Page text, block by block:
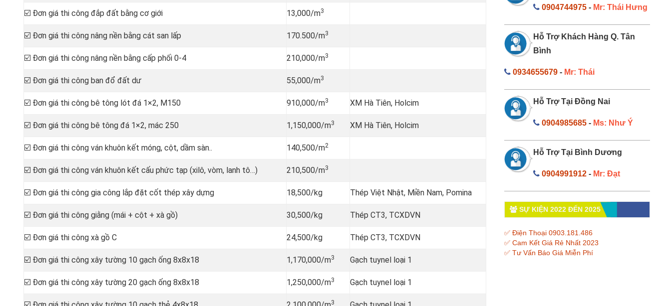
☑️ Đơn giá thi công đắp đất bằng cơ giới 13,000/m3
☑️ Đơn giá thi công nâng nền bằng cát san lấp 170.500/m3
☑️ Đơn giá thi công nâng nền bằng cấp phối 0-4 210,000/m3
☑️ Đơn giá thi công ban đổ đất dư 55,000/m3
☑️ Đơn giá thi công bê tông lót đá 1×2, M150 910,000/m3 XM Hà Tiên, Holcim
☑️ Đơn giá thi công bê tông đá 1×2, mác 250 1,150,000/m3 XM Hà Tiên, Holcim
☑️ Đơn giá thi công ván khuôn kết móng, cột, dầm sàn.. 140,500/m2
☑️ Đơn giá thi công ván khuôn kết cấu phức tạp (xilô, vòm, lanh tô…) 210,500/m3
☑️ Đơn giá thi công gia công lắp đặt cốt thép xây dựng 18,500/kg Thép Việt Nhật, Miền Nam, Pomina
☑️ Đơn giá thi công giằng (mái + cột + xà gồ) 30,500/kg Thép CT3, TCXDVN
☑️ Đơn giá thi công xà gồ C 24,500/kg Thép CT3, TCXDVN
☑️ Đơn giá thi công xây tường 10 gạch ống 8x8x18 1,170,000/m3 Gạch tuynel loại 1
☑️ Đơn giá thi công xây tường 20 gạch ống 8x8x18 1,250,000/m3 Gạch tuynel loại 1
3
0904744975 - Mr: Thái Hưng
Hỗ Trợ Khách Hàng Q. Tân
Bình
0934655679- Mr: Thái
Hỗ Trợ Tại Đồng Nai
0904985685 - Ms: Như Ý
Hỗ Trợ Tại Bình Dương
0904991912 - Mr: Đạt
SỰ KIỆN 2022 ĐẾN 2025
✅ Điện Thoại 0903.181.486
✅ Cam Kết Giá Rẻ Nhất 2023
✅ Tư Vấn Báo Giá Miễn Phí